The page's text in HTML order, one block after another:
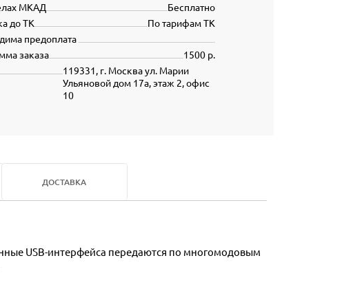
Бесплатно
МКАД
По тарифам ТК
до ТК
предоплата
1500 р.
заказа
119331, г. Москва ул. Марии
Ульяновой дом 17а, этаж 2, офис
10
ДОСТАВКА